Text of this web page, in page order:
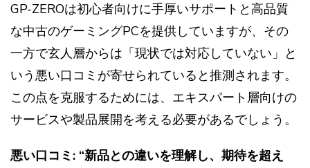
GP-ZEROは初心者向けに手厚いサポートと高品質
な中古のゲーミングPCを提供していますが、その
一方で玄人層からは「現状では対応していない」と
いう悪い口コミが寄せられていると推測されます。
この点を克服するためには、エキスパート層向けの
サービスや製品展開を考える必要があるでしょう。
悪い口コミ: “新品との違いを理解し、期待を超え